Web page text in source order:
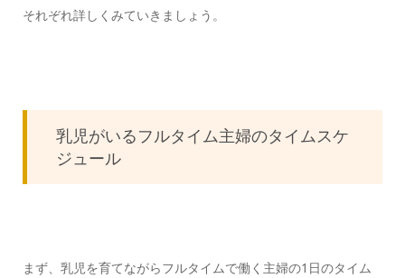
それぞれ詳しくみていきましょう。
乳児がいるフルタイム主婦のタイムスケ
ジュール
まず、乳児を育てながらフルタイムで働く主婦の1日のタイム